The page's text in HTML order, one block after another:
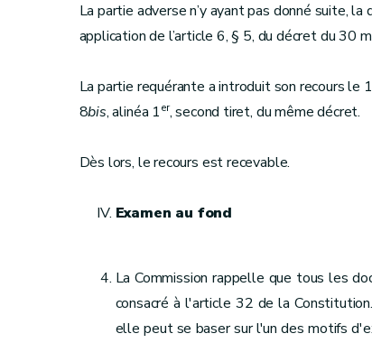
La partie adverse n’y ayant pas donné suite,
application de l’article 6, § 5, du décret du 30
La partie requérante a introduit son recours le
8bis, alinéa 1er, second tiret, du même décret.
Dès lors, le recours est recevable.
Examen au fond
La Commission rappelle que tous les
consacré à l'article 32 de la
elle peut se baser sur l'un des motifs